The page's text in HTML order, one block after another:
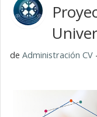
de Administración CV